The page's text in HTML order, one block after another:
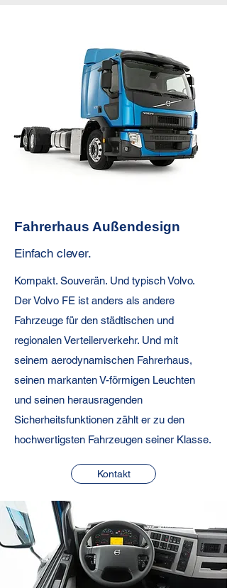
Fahrerhaus Außendesign
Einfach clever.
Kompakt. Souverän. Und typisch Volvo.
Der Volvo FE ist anders als andere
Fahrzeuge für den städtischen und
regionalen Verteilerverkehr. Und mit
seinem aerodynamischen Fahrerhaus,
seinen markanten V-förmigen Leuchten
und seinen herausragenden
Sicherheitsfunktionen zählt er zu den
hochwertigsten Fahrzeugen seiner Klasse.
Kontakt